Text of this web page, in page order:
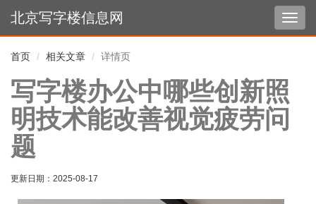
切
换
北京写字楼信息网
首页 相关文章 详情页
写字楼办公中哪些创新照
明技术能改善视觉疲劳问
题
更新日期： 2025-08-17